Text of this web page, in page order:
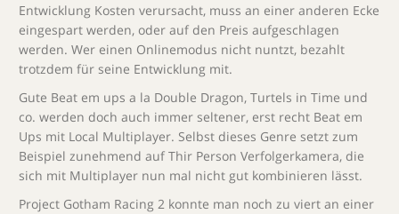
Entwicklung Kosten verursacht, muss an einer anderen Ecke
eingespart werden, oder auf den Preis aufgeschlagen
werden. Wer einen Onlinemodus nicht nuntzt, bezahlt
trotzdem für seine Entwicklung mit.
Gute Beat em ups a la Double Dragon, Turtels in Time und
co. werden doch auch immer seltener, erst recht Beat em
Ups mit Local Multiplayer. Selbst dieses Genre setzt zum
Beispiel zunehmend auf Thir Person Verfolgerkamera, die
sich mit Multiplayer nun mal nicht gut kombinieren lässt.
Project Gotham Racing 2 konnte man noch zu viert an einer